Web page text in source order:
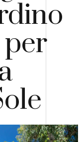
per